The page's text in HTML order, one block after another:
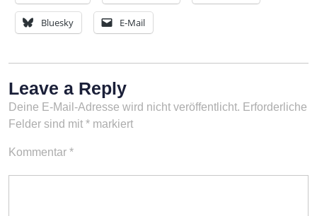
Bluesky E-Mail
Leave a Reply
Deine E-Mail-Adresse wird nicht veröffentlicht. Erforderliche
Felder sind mit * markiert
Kommentar *